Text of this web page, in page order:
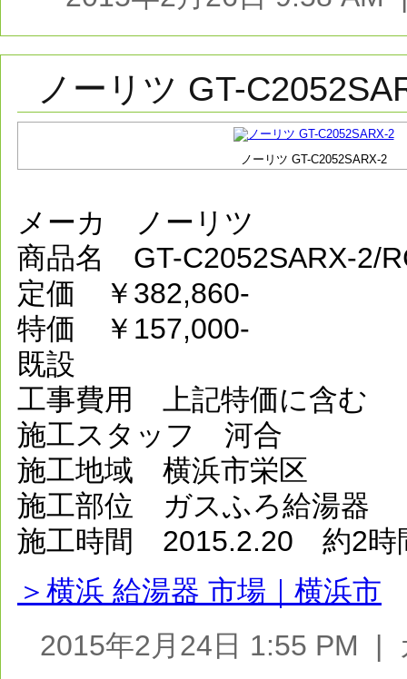
ノーリツ GT-
ノーリツ GT-C2052SARX-2
メーカ ノーリツ
商品名 GT-C2052SARX-2/
定価 ￥382,860-
特価 ￥157,000-
既設
工事費用 上記特価に含む
施工スタッフ 河合
施工地域 横浜市栄区
施工部位 ガスふろ給湯器
施工時間 2015.2.20 約2時
＞横浜 給湯器 市場｜横浜市
2015年2月24日 1:55 PM |